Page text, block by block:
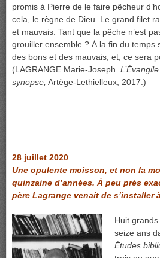
promis à Pierre de le faire pêcheur
cela, le règne de Dieu. Le grand filet
et mauvais. Tant que la pêche n’est
grouiller ensemble ? À la fin du temps
des bons et des mauvais, et, ce sera
(LAGRANGE Marie-Joseph.
synopse, Artège-Lethielleux, 2017.)
28 juillet 2020
Une opulente moisson, et non la
quinzaine d’années. À peu près
père Lagrange venait de s’installer
Huit
seize ans
Études